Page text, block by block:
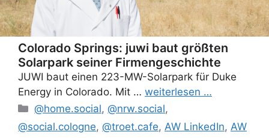
Colorado Springs: juwi baut größten
Solarpark seiner Firmengeschichte
JUWI baut einen 223-MW-Solarpark für Duke
Energy in Colorado. Mit … weiterlesen …
Categories
@home.social,@nrw.social,
@social.cologne, @troet.cafe, AW LinkedIn, AW